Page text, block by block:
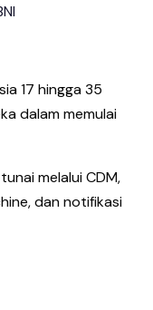
17 hingga 35
dalam memulai
melalui CDM,
dan notifikasi